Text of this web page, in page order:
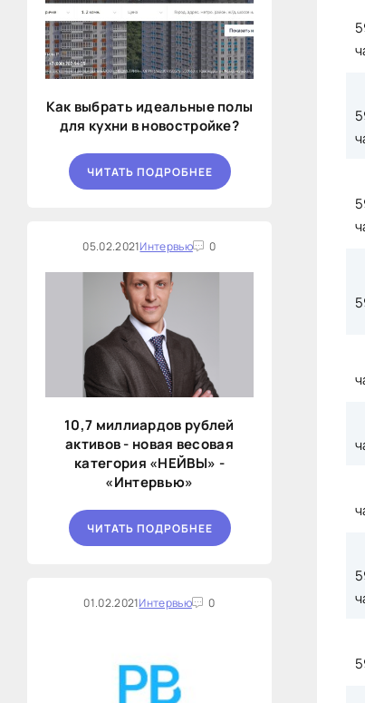
Как выбрать идеальные полы
для кухни в новостройке?
ЧИТАТЬ ПОДРОБНЕЕ
05.02.2021Интервью 0
10,7 миллиардов рублей
активов - новая весовая
категория «НЕЙВЫ» -
«Интервью»
ЧИТАТЬ ПОДРОБНЕЕ
01.02.2021Интервью 0